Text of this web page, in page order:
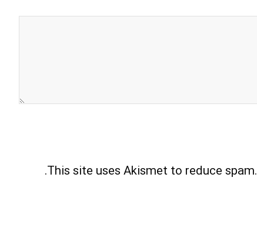
This site uses Akismet to reduce spam.
.